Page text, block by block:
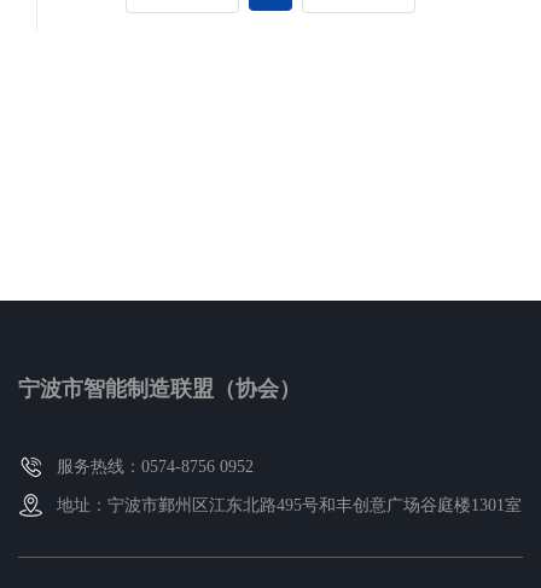
宁波市智能制造联盟（协会）
服务热线：0574-8756 0952
地址：宁波市鄞州区江东北路495号和丰创意广场谷庭楼1301室